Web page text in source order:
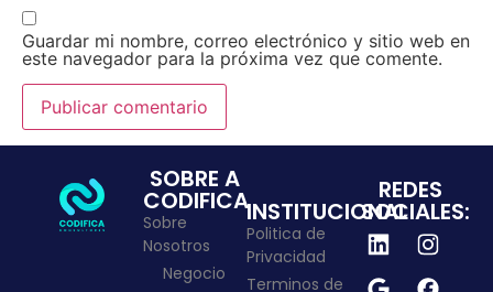
Guardar mi nombre, correo electrónico y sitio web en
este navegador para la próxima vez que comente.
SOBRE A
CODIFICA
Sobre
Nosotros
Negocio
INSTITUCIONAL
Politica de
Privacidad
Terminos de
REDES
SOCIALES: